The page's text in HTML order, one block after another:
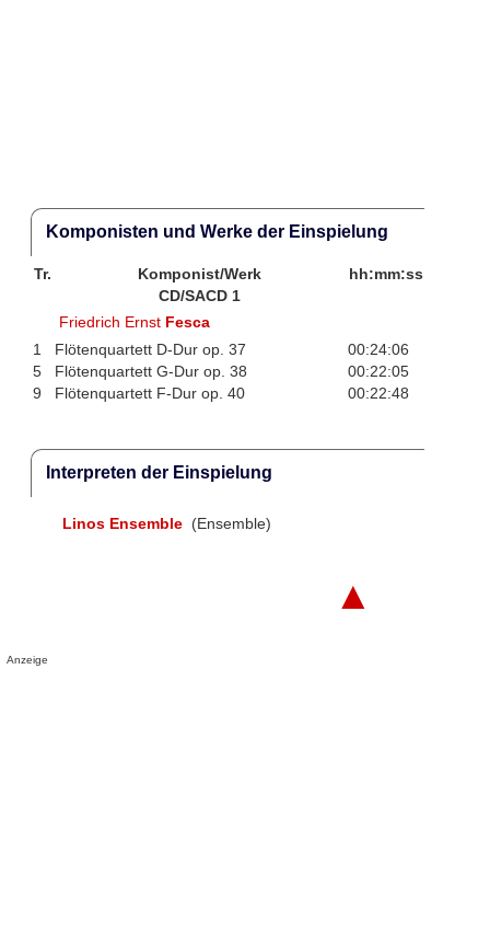
Komponisten und Werke der Einspielung
Tr. Komponist/Werk
hh:mm:ss
CD/SACD 1
Friedrich Ernst Fesca
1
Flötenquartett D-Dur op. 37
00:24:06
5
Flötenquartett G-Dur op. 38
00:22:05
9
Flötenquartett F-Dur op. 40 00:22:48
Interpreten der Einspielung
Linos Ensemble (Ensemble)
▲
Anzeige